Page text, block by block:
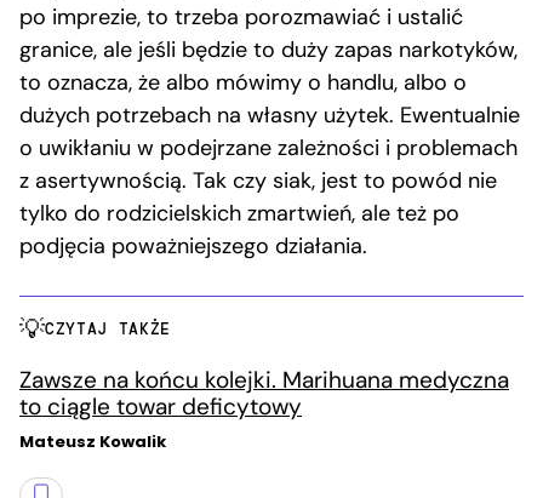
po imprezie, to trzeba porozmawiać i ustalić
granice, ale jeśli będzie to duży zapas narkotyków,
to oznacza, że albo mówimy o handlu, albo o
dużych potrzebach na własny użytek. Ewentualnie
o uwikłaniu w podejrzane zależności i problemach
z asertywnością. Tak czy siak, jest to powód nie
tylko do rodzicielskich zmartwień, ale też po
podjęcia poważniejszego działania.
CZYTAJ TAKŻE
Zawsze na końcu kolejki. Marihuana medyczna
to ciągle towar deficytowy
Mateusz Kowalik